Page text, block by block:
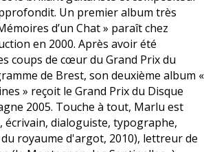
Un premier album très
d’un Chat » paraît chez
en 2000. Après avoir été
coups de cœur du Grand Prix du
de Brest, son deuxième album «
» reçoit le Grand Prix du Disque
2005. Touche à tout, Marlu est
écrivain, dialoguiste, typographe,
royaume d'argot, 2010), lettreur de